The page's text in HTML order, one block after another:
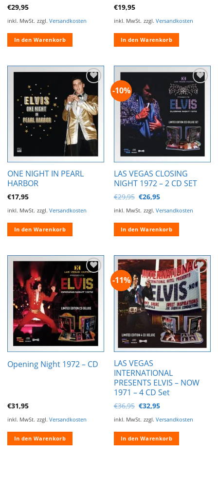
€29,95
inkl. MwSt. zzgl. Versandkosten
In den Warenkorb
€19,95
inkl. MwSt. zzgl. Versandkosten
In den Warenkorb
Zur
Wunschliste
hinzufügen
ONE NIGHT IN PEARL
HARBOR
€17,95
inkl. MwSt. zzgl. Versandkosten
In den Warenkorb
-10%
Zur
Wunschliste
hinzufügen
LAS VEGAS CLOSING
NIGHT 1972 – 2 CD SET
€29,95 Ursprünglicher
Preis
war:
€29,95
€26,95Aktueller
ist:
€26,95.
inkl. MwSt. zzgl. Versandkosten
In den Warenkorb
Zur
Wunschliste
hinzufügen
Opening Night 1972 – CD
€31,95
inkl. MwSt. zzgl. Versandkosten
In den Warenkorb
-11%
Zur
Wunschliste
hinzufügen
LAS VEGAS
INTERNATIONAL
PRESENTS ELVIS – NOW
1971 – 4 CD Set
€36,95 Ursprünglicher
Preis
war:
€36,95
€32,95Aktueller
ist:
€32,95.
inkl. MwSt. zzgl. Versandkosten
In den Warenkorb